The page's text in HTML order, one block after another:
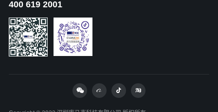
400 619 2001